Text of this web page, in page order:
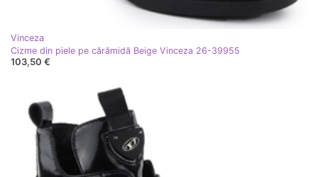
Vinceza
Cizme din piele pe cărămidă Beige Vinceza 26-39955
103,50 €